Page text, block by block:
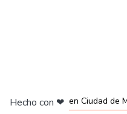
Hecho con ❤ en Ciudad de